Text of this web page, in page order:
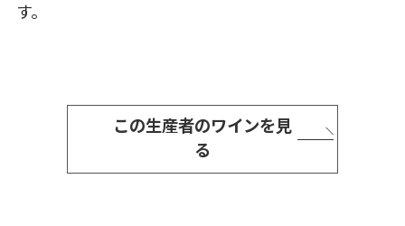
す。
この生産者のワインを見
る